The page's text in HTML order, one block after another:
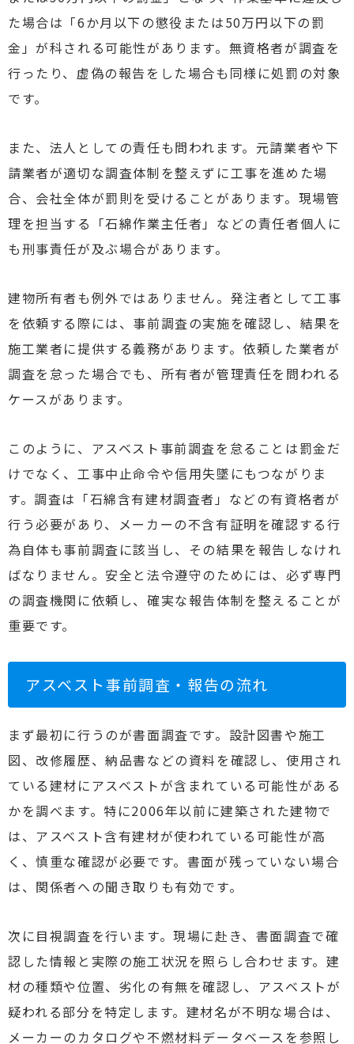
た場合は「6か月以下の懲役または50万円以下の罰
金」が科される可能性があります。無資格者が調査を
行ったり、虚偽の報告をした場合も同様に処罰の対象
です。
また、法人としての責任も問われます。元請業者や下
請業者が適切な調査体制を整えずに工事を進めた場
合、会社全体が罰則を受けることがあります。現場管
理を担当する「石綿作業主任者」などの責任者個人に
も刑事責任が及ぶ場合があります。
建物所有者も例外ではありません。発注者として工事
を依頼する際には、事前調査の実施を確認し、結果を
施工業者に提供する義務があります。依頼した業者が
調査を怠った場合でも、所有者が管理責任を問われる
ケースがあります。
このように、アスベスト事前調査を怠ることは罰金だ
けでなく、工事中止命令や信用失墜にもつながりま
す。調査は「石綿含有建材調査者」などの有資格者が
行う必要があり、メーカーの不含有証明を確認する行
為自体も事前調査に該当し、その結果を報告しなけれ
ばなりません。安全と法令遵守のためには、必ず専門
の調査機関に依頼し、確実な報告体制を整えることが
重要です。
アスベスト事前調査・報告の流れ
まず最初に行うのが書面調査です。設計図書や施工
図、改修履歴、納品書などの資料を確認し、使用され
ている建材にアスベストが含まれている可能性がある
かを調べます。特に2006年以前に建築された建物で
は、アスベスト含有建材が使われている可能性が高
く、慎重な確認が必要です。書面が残っていない場合
は、関係者への聞き取りも有効です。
次に目視調査を行います。現場に赴き、書面調査で確
認した情報と実際の施工状況を照らし合わせます。建
材の種類や位置、劣化の有無を確認し、アスベストが
疑われる部分を特定します。建材名が不明な場合は、
メーカーのカタログや不燃材料データベースを参照し